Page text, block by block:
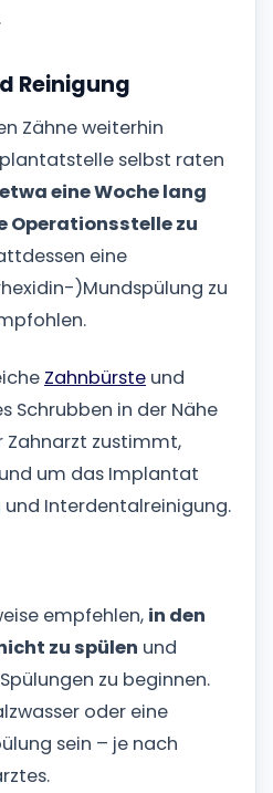
Reinigung
Zähne weiterhin
selbst raten
etwa eine Woche lang
Operationsstelle zu
eine
)Mundspülung zu
Zahnbürste und
Schrubben in der Nähe
Zahnarzt zustimmt,
um das Implantat
Interdentalreinigung.
empfehlen, in den
zu spülen und
zu beginnen.
oder eine
sein – je nach